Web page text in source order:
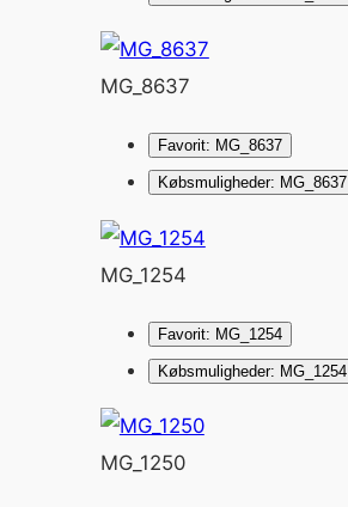
MG_8637
Favorit: MG_8637
Købsmuligheder: MG_8637
MG_1254
Favorit: MG_1254
Købsmuligheder: MG_1254
MG_1250